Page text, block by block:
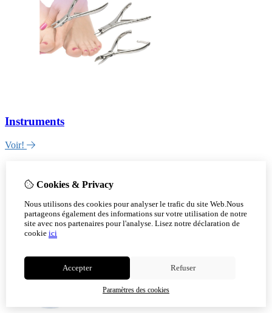
Instruments
Voir!
Cookies & Privacy
Nous utilisons des cookies pour analyser le trafic du site Web.Nous
partageons également des informations sur votre utilisation de notre
site avec nos partenaires pour l'analyse. Lisez notre déclaration de
cookie ici
Accepter Refuser
Paramètres des cookies